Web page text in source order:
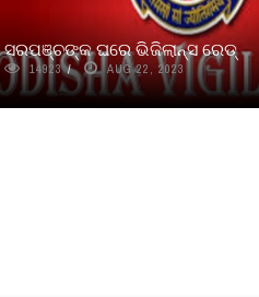
ସରପଞ୍ଚଙ୍କ ଘରେ ଭିଜିଲାନ୍ସ ରେଡ୍
14923 AUG 22, 2023